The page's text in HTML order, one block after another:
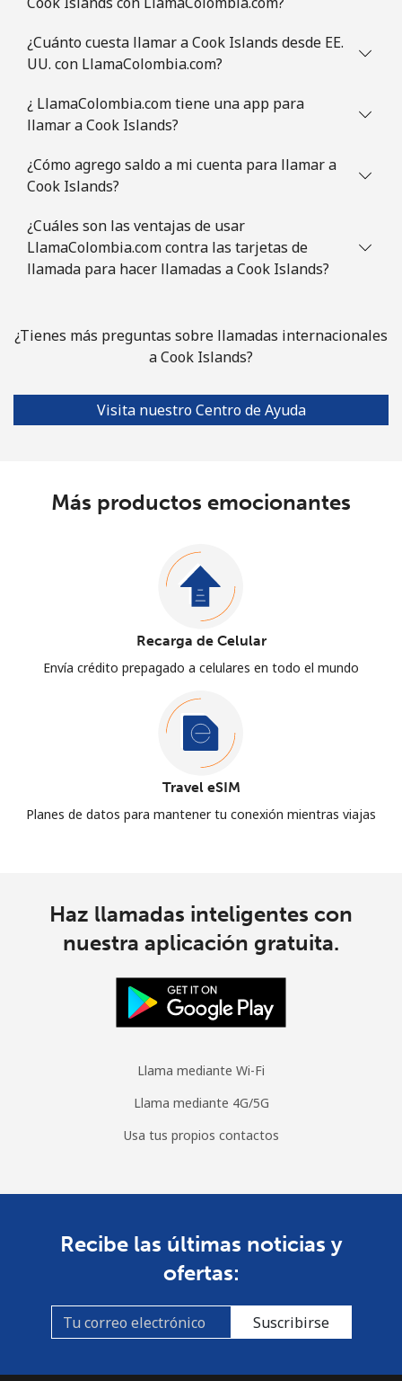
¿Cuánto cuesta llamar a Cook Islands desde EE.
UU. con LlamaColombia.com?
¿ LlamaColombia.com tiene una app para
llamar a Cook Islands?
¿Cómo agrego saldo a mi cuenta para llamar a
Cook Islands?
¿Cuáles son las ventajas de usar
LlamaColombia.com contra las tarjetas de
llamada para hacer llamadas a Cook Islands?
¿Tienes más preguntas sobre llamadas internacionales
a Cook Islands?
Visita nuestro Centro de Ayuda
Más productos emocionantes
Recarga de Celular
Envía crédito prepagado a celulares en todo el mundo
Travel eSIM
Planes de datos para mantener tu conexión mientras viajas
Haz llamadas inteligentes con
nuestra aplicación gratuita.
Llama mediante Wi-Fi
Llama mediante 4G/5G
Usa tus propios contactos
Recibe las últimas noticias y
ofertas:
Suscribirse